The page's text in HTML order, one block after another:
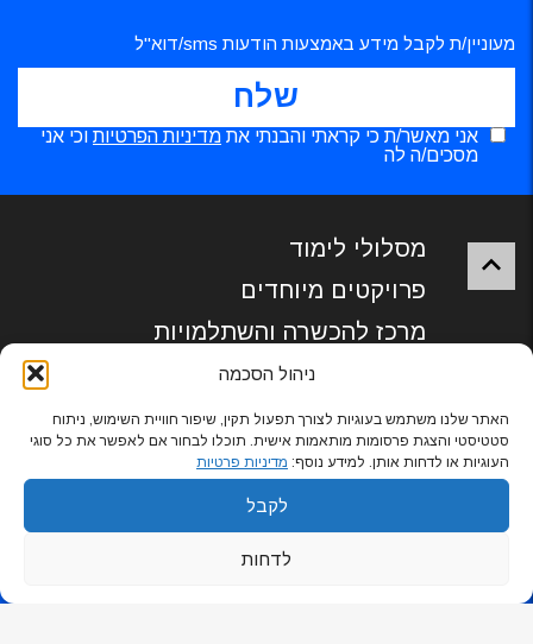
ניהול הסכמה
האתר שלנו משתמש בעוגיות לצורך תפעול תקין, שיפור חוויית השימוש, ניתוח
סטטיסטי והצגת פרסומות מותאמות אישית. תוכלו לבחור אם לאפשר את כל סוגי
העוגיות או לדחות אותן. למידע נוסף: מדיניות פרטיות
לקבל
לדחות
מעוניין/ת לקבל מידע באמצעות הודעות sms/דוא"ל
אני מאשר/ת כי קראתי והבנתי את מדיניות הפרטיות וכי אני
מסכים/ה לה
מסלולי לימוד
פרויקטים מיוחדים
מרכז להכשרה והשתלמויות
תעסוקה וקריירה
אודות
צור קשר
סגל הוראה